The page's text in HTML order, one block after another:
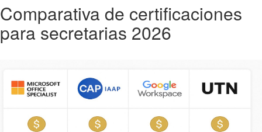
Comparativa de certificaciones
para secretarias 2026